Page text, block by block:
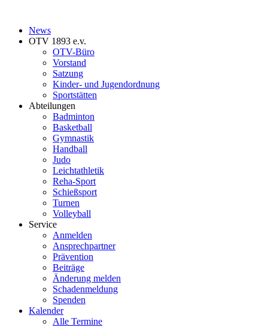
News
OTV 1893 e.v.
OTV-Büro
Vorstand
Satzung
Kinder- und Jugendordnung
Sportstätten
Abteilungen
Badminton
Basketball
Gymnastik
Handball
Judo
Leichtathletik
Reha-Sport
Schießsport
Turnen
Volleyball
Service
Anmelden
Ansprechpartner
Prävention
Beiträge
Änderung melden
Schadenmeldung
Spenden
Kalender
Alle Termine